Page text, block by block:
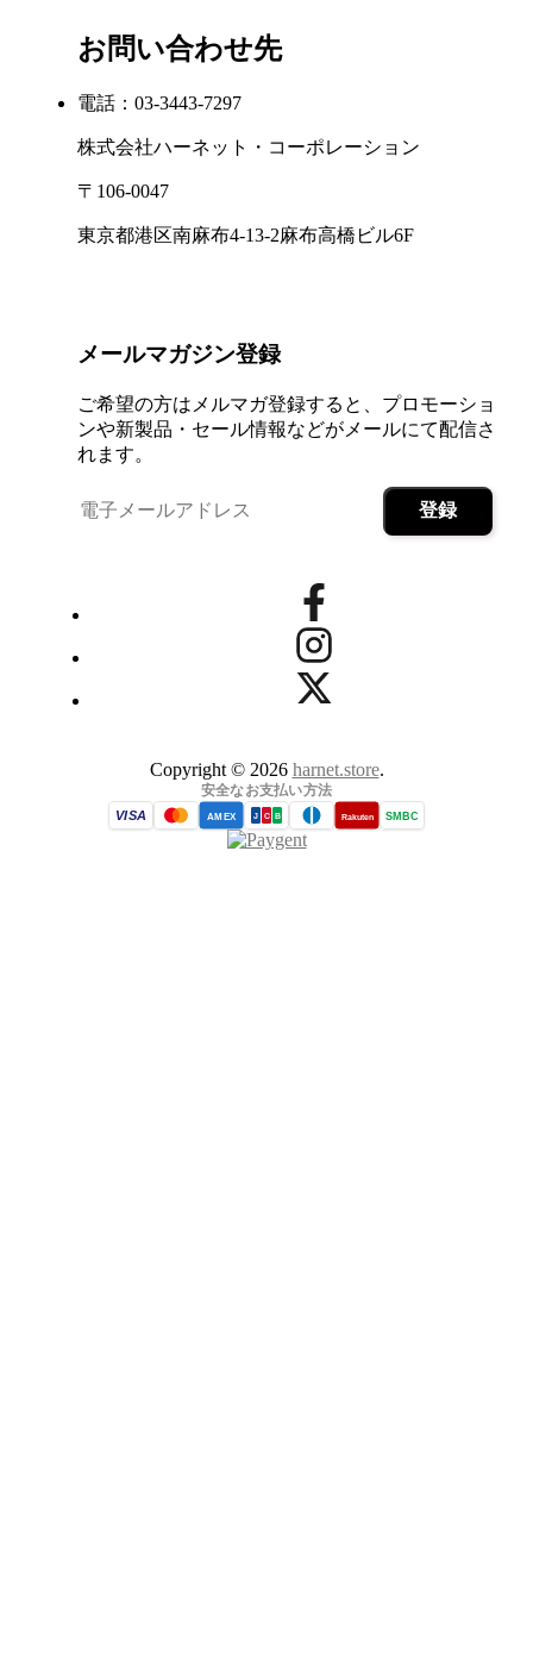
お問い合わせ先
電話：03-3443-7297
株式会社ハーネット・コーポレーション
〒106-0047
東京都港区南麻布4-13-2麻布高橋ビル6F
メールマガジン登録
ご希望の方はメルマガ登録すると、プロモーショ
ンや新製品・セール情報などがメールにて配信さ
れます。
Copyright © 2026 harnet.store.
安全なお支払い方法
VISA AMEX J C B Rakuten SMBC